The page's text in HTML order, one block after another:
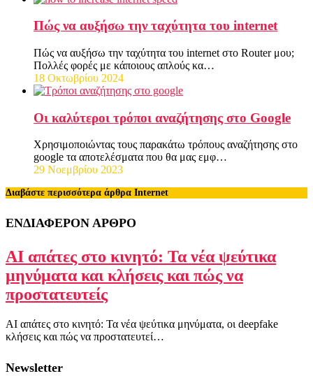
Πώς να αυξήσω την ταχύτητα του internet
Πώς να αυξήσω την ταχύτητα του internet στο Router μου;
Πολλές φορές με κάποιους απλούς κα…
18 Οκτωβρίου 2024
Οι καλύτεροι τρόποι αναζήτησης στο Google
Χρησιμοποιώντας τους παρακάτω τρόπους αναζήτησης στο
google τα αποτελέσματα που θα μας εμφ…
29 Νοεμβρίου 2023
Διαβάστε περισσότερα άρθρα Internet
ΕΝΔΙΑΦΕΡΟΝ ΑΡΘΡΟ
AI απάτες στο κινητό: Τα νέα ψεύτικα
μηνύματα και κλήσεις και πώς να
προστατευτείς
AI απάτες στο κινητό: Τα νέα ψεύτικα μηνύματα, οι deepfake
κλήσεις και πώς να προστατευτεί…
Newsletter